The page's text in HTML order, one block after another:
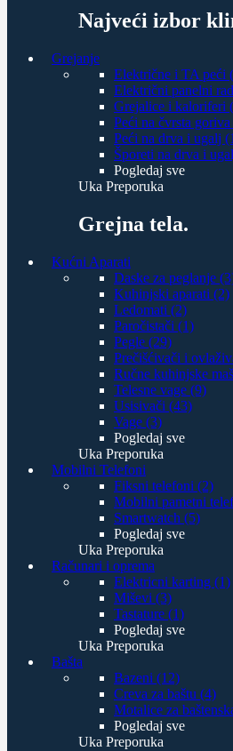
Najveći izbor
Grejanje
Električne i TA peći
Električni panelni
Grejalice i kaloriferi
Peći na čvrsta
Peći na drva i ugalj
Šporeti na drva i
Pogledaj sve
Uka Preporuka
Grejna tela.
Kućni Aparati
Daske za peglanje
Kuhinjski aparati (2)
Ledomati (2)
Paročistači (1)
Pegle (29)
Prečišćivači i
Ručne kuhinjske
Telesne vage (9)
Usisivači (43)
Vage (3)
Pogledaj sve
Uka Preporuka
Mobilni Telefoni
Fiksni telefoni (2)
Mobilni pametni
Smartwatch (5)
Pogledaj sve
Uka Preporuka
Računari i oprema
Elektricni karting (1)
Miševi (3)
Tastature (1)
Pogledaj sve
Uka Preporuka
Bašta
Bazeni (12)
Creva za baštu (4)
Motalice za
Pogledaj sve
Uka Preporuka